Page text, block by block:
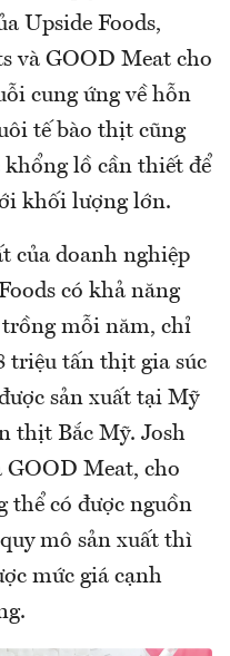
Upside Foods,
và GOOD Meat cho
cung ứng về hỗn
tế bào thịt cũng
lồ cần thiết để
khối lượng lớn.
của doanh nghiệp
có khả năng
mỗi năm, chỉ
triệu tấn thịt gia súc
sản xuất tại Mỹ
thịt Bắc Mỹ. Josh
GOOD Meat, cho
thể có được nguồn
mô sản xuất thì
mức giá cạnh